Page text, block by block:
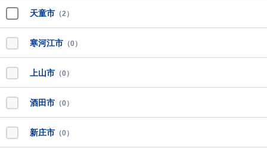
天童市 （2）
寒河江市 （0）
上山市 （0）
酒田市 （0）
新庄市 （0）